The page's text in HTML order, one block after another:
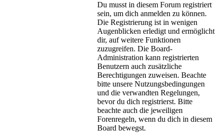
Du musst in diesem Forum registriert
sein, um dich anmelden zu können.
Die Registrierung ist in wenigen
Augenblicken erledigt und ermöglicht
dir, auf weitere Funktionen
zuzugreifen. Die Board-
Administration kann registrierten
Benutzern auch zusätzliche
Berechtigungen zuweisen. Beachte
bitte unsere Nutzungsbedingungen
und die verwandten Regelungen,
bevor du dich registrierst. Bitte
beachte auch die jeweiligen
Forenregeln, wenn du dich in diesem
Board bewegst.